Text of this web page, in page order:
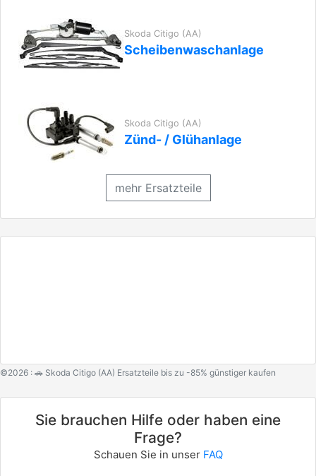
Skoda Citigo (AA)
Scheibenwaschanlage
Skoda Citigo (AA)
Zünd- / Glühanlage
mehr Ersatzteile
©2026 : 🚗 Skoda Citigo (AA) Ersatzteile bis zu -85% günstiger kaufen
Sie brauchen Hilfe oder haben eine
Frage?
Schauen Sie in unser FAQ